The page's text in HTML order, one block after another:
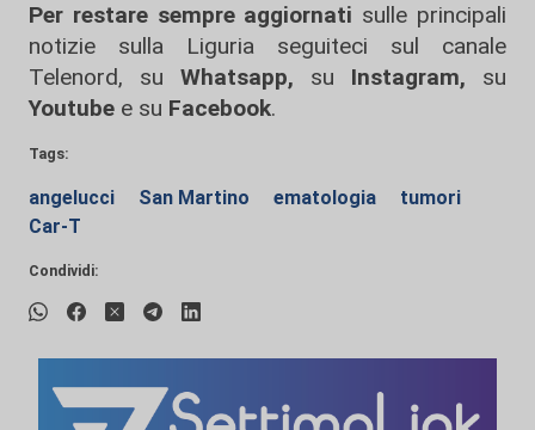
Per restare sempre aggiornati sulle principali
notizie sulla Liguria seguiteci sul canale
Telenord, su
Whatsapp, su Instagram, su
Youtube e su Facebook.
Tags:
angelucci San Martino ematologia
tumori
Car-T
Condividi: